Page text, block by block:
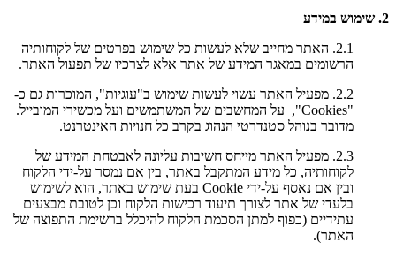
2. שימוש במידע
2.1. האתר מחייב שלא לעשות כל שימוש בפרטים של לקוחותיה
הרשומים במאגר המידע של אתר אלא לצרכיו של תפעול האתר.
2.2. מפעיל האתר עשוי לעשות שימוש ב"עוגיות", המוכרות גם כ-
"Cookies", על המחשבים של המשתמשים ועל מכשירי המובייל.
מדובר בנוהל סטנדרטי הנהוג בקרב כל חנויות האינטרנט.
2.3. מפעיל האתר מייחס חשיבות עליונה לאבטחת המידע של
לקוחותיה, כל מידע המתקבל באתר, בין אם נמסר על-ידי הלקוח
ובין אם נאסף על-ידי Cookie בעת שימוש באתר, הוא לשימוש
בלעדי של אתר לצורך תיעוד רכישות הלקוח וכן לטובת מבצעים
עתידיים (כפוף למתן הסכמת הלקוח להיכלל ברשימת התפוצה של
האתר).